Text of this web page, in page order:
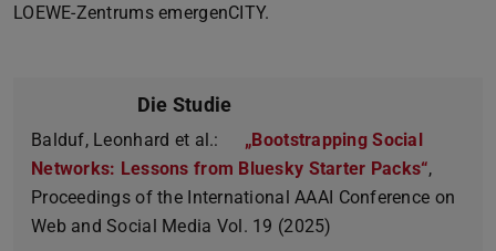
LOEWE-Zentrums emergenCITY.
Die Studie
Balduf, Leonhard et al.:
„Bootstrapping Social
Networks: Lessons from Bluesky Starter Packs“,
Proceedings of the International AAAI Conference on
Web and Social Media Vol. 19 (2025)